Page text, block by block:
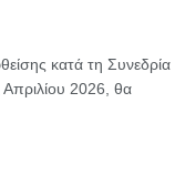
κατά τη Συνεδρία
2026, θα